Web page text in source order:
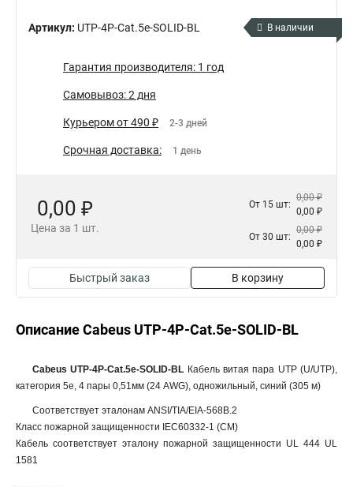
Артикул: UTP-4P-Cat.5e-SOLID-BL В наличии
Гарантия производителя: 1 год
Самовывоз: 2 дня
Курьером от 490 ₽ 2-3 дней
Срочная доставка: 1 день
0,00 ₽
Цена за 1 шт.
От 15 шт:
0,00 ₽
0,00 ₽
От 30 шт:
0,00 ₽
0,00 ₽
Быстрый заказ В корзину
Описание Cabeus UTP-4P-Cat.5e-SOLID-BL
Cabeus UTP-4P-Cat.5e-SOLID-BL Кабель витая пара UTP (U/UTP),
категория 5e, 4 пары 0,51мм (24 AWG), одножильный, cиний (305 м)
Соответствует эталонам ANSI/TIA/EIA-568B.2
Класс пожарной защищенности IEC60332-1 (CM)
Кабель соответствует эталону пожарной защищенности UL 444 UL
1581